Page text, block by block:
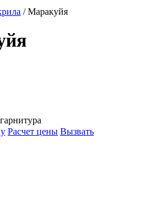
/ Маракуйя
Расчет цены Вызвать